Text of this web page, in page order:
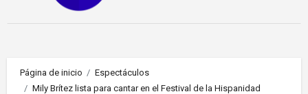
Página de inicio
Espectáculos
Mily Brítez lista para cantar en el Festival de la Hispanidad